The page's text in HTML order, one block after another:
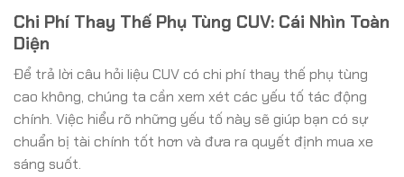
Chi Phí Thay Thế Phụ Tùng CUV: Cái Nhìn Toàn
Diện
Để trả lời câu hỏi liệu CUV có chi phí thay thế phụ tùng
cao không, chúng ta cần xem xét các yếu tố tác động
chính. Việc hiểu rõ những yếu tố này sẽ giúp bạn có sự
chuẩn bị tài chính tốt hơn và đưa ra quyết định mua xe
sáng suốt.